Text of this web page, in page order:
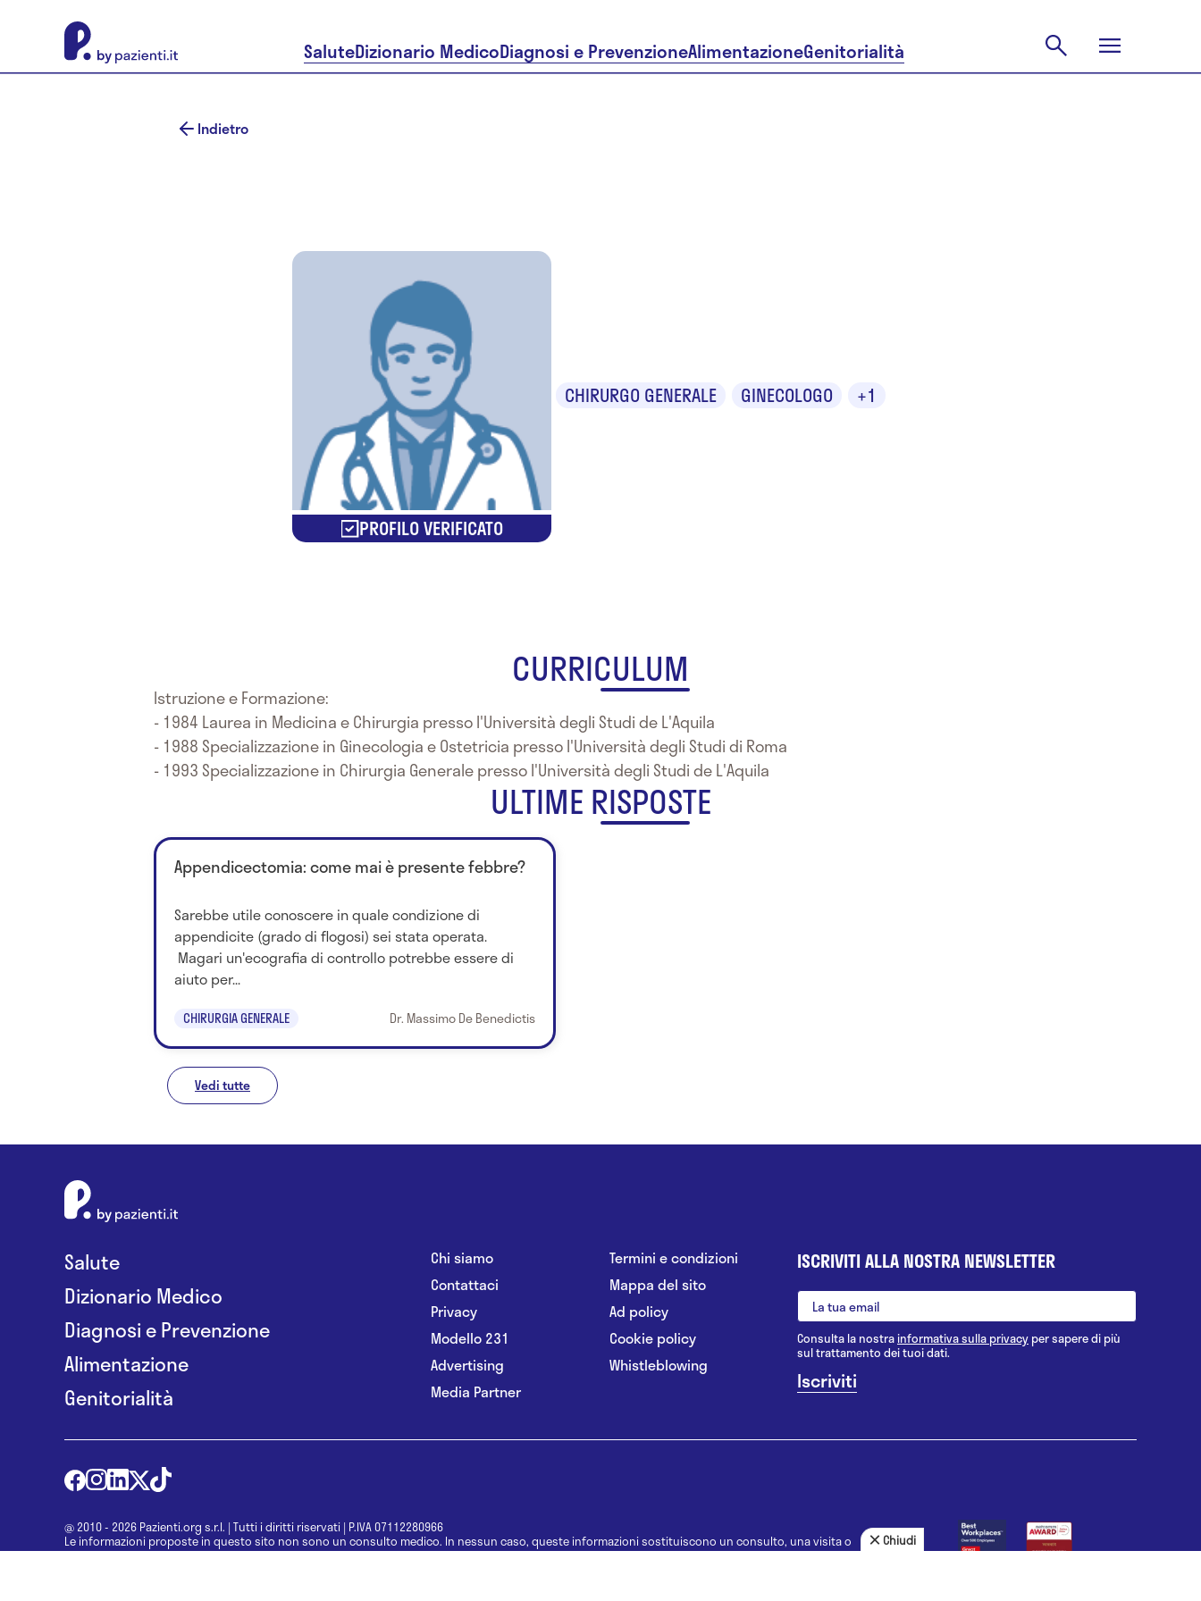
SaluteDizionario MedicoDiagnosi e PrevenzioneAlimentazioneGenitorialità
Indietro
PROFILO VERIFICATO
CHIRURGO GENERALE GINECOLOGO +1
CURRICULUM
Istruzione e Formazione:
- 1984 Laurea in Medicina e Chirurgia presso l'Università degli Studi de L'Aquila
- 1988 Specializzazione in Ginecologia e Ostetricia presso l'Università degli Studi di Roma
- 1993 Specializzazione in Chirurgia Generale presso l'Università degli Studi de L'Aquila
ULTIME RISPOSTE
Appendicectomia: come mai è presente febbre?
Sarebbe utile conoscere in quale condizione di
appendicite (grado di flogosi) sei stata operata.
Magari un'ecografia di controllo potrebbe essere di
aiuto per...
CHIRURGIA GENERALE Dr. Massimo De Benedictis
Vedi tutte
Salute
Dizionario Medico
Diagnosi e Prevenzione
Alimentazione
Genitorialità
Chi siamo
Contattaci
Privacy
Modello 231
Advertising
Media Partner
Termini e condizioni
Mappa del sito
Ad policy
Cookie policy
Whistleblowing
ISCRIVITI ALLA NOSTRA NEWSLETTER
Consulta la nostrainformativa sulla privacy per sapere di più
sul trattamento dei tuoi dati.
@ 2010 - 2026 Pazienti.org s.r.l. | Tutti i diritti riservati | P.IVA 07112280966
Le informazioni proposte in questo sito non sono un consulto medico. In nessun caso, queste informazioni sostituiscono un consulto, una visita o
una diagnosi formulata dal medico. Non si devono considerare le informazioni disponibili come suggerimenti per la formulazione di una diagnosi, la
Chiudi